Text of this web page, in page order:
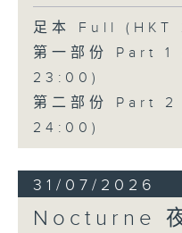
足本 Full
第一部份 Part
23:00)
第二部份 Part
24:00)
31/07/2026
Nocturne